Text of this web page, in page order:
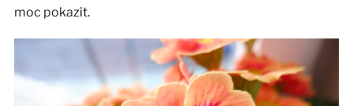
moc pokazit.